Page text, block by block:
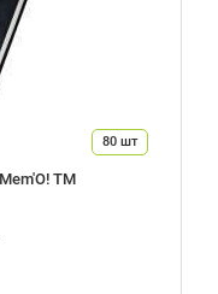
80 шт
ТМ